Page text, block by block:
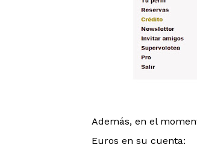
Además, en el
Euros en su cuenta: